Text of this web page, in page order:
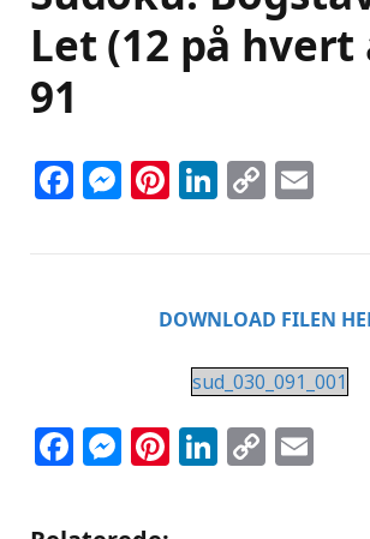
Let (12 på hvert
91
Facebook
Messenger
Pinterest
LinkedIn
Copy
DOWNLOAD FILEN
sud_030_091_001
Facebook
Messenger
Pinterest
LinkedIn
Copy